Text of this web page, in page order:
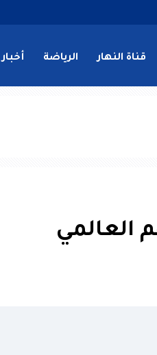
قناة النهار الرياضة
العالمي